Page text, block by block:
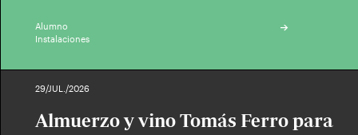
Alumno
Instalaciones
29/JUL./2026
Almuerzo y vino Tomás Ferro para